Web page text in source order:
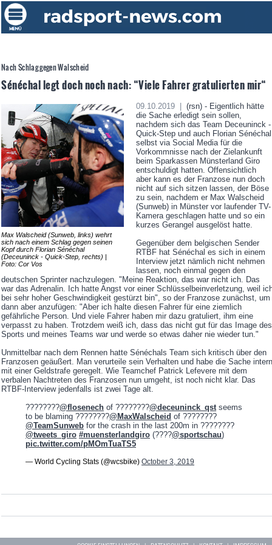
Nach Schlag gegen Walscheid
Sénéchal legt doch noch nach: “Viele Fahrer gratulierten mir“
Max Walscheid (Sunweb, links) wehrt
sich nach einem Schlag gegen seinen
Kopf durch Florian Sénéchal
(Deceuninck - Quick-Step, rechts) |
Foto: Cor Vos
09.10.2019 |
(rsn) - Eigentlich hätte
die Sache erledigt sein sollen,
nachdem sich das Team Deceuninck -
Quick-Step und auch Florian Sénéchal
selbst via Social Media für die
Vorkommnisse nach der Zielankunft
beim Sparkassen Münsterland Giro
entschuldigt hatten. Offensichtlich
aber kann es der Franzose nun doch
nicht auf sich sitzen lassen, der Böse
zu sein, nachdem er Max Walscheid
(Sunweb) in Münster vor laufender TV-
Kamera geschlagen hatte und so ein
kurzes Gerangel ausgelöst hatte.
Gegenüber dem belgischen Sender
RTBF hat Sénéchal es sich in einem
Interview jetzt nämlich nicht nehmen
lassen, noch einmal gegen den
deutschen Sprinter nachzulegen. "Meine Reaktion, das war nicht ich. Das
war das Adrenalin. Ich hatte Angst vor einer Schlüsselbeinverletzung, weil
bei sehr hoher Geschwindigkeit gestürzt bin", so der Franzose zunächst, um
dann aber anzufügen: "Aber ich halte diesen Fahrer für eine ziemlich
gefährliche Person. Und viele Fahrer haben mir dazu gratuliert, ihm eine
verpasst zu haben. Trotzdem weiß ich, dass das nicht gut für das Image des
Sports und meines Teams war und werde so etwas daher nie wieder tun."
Unmittelbar nach dem Rennen hatte Sénéchals Team sich kritisch über den
Franzosen geäußert. Man verurteile sein Verhalten und habe die Sache intern
mit einer Geldstrafe geregelt. Wie Teamchef Patrick Lefevere mit dem
verbalen Nachtreten des Franzosen nun umgeht, ist noch nicht klar. Das
RTBF-Interview jedenfalls ist zwei Tage alt.
????????@flosenech of ????????@deceuninck_qstseems
to be blaming ????????@MaxWalscheid of ????????
@TeamSunweb for the crash in the last 200m in ????????
@tweets_giro #muensterlandgiro (????@sportschau)
pic.twitter.com/pMOmTuaTS5
— World Cycling Stats (@wcsbike) October 3, 2019